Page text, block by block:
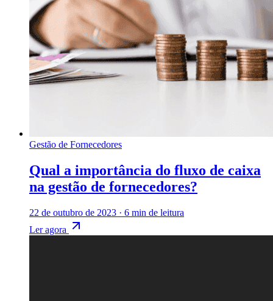
Gestão de Fornecedores
Qual a importância do fluxo de caixa
na gestão de fornecedores?
22 de outubro de 2023 · 6 min de leitura
Ler agora